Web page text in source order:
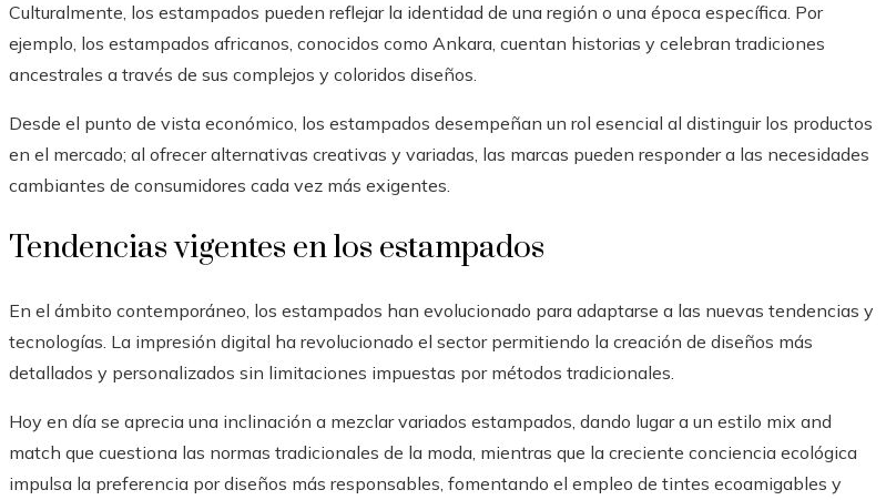
Culturalmente, los estampados pueden reflejar la identidad de una región o una época específica. Por
ejemplo, los estampados africanos, conocidos como Ankara, cuentan historias y celebran tradiciones
ancestrales a través de sus complejos y coloridos diseños.
Desde el punto de vista económico, los estampados desempeñan un rol esencial al distinguir los productos
en el mercado; al ofrecer alternativas creativas y variadas, las marcas pueden responder a las necesidades
cambiantes de consumidores cada vez más exigentes.
Tendencias vigentes en los estampados
En el ámbito contemporáneo, los estampados han evolucionado para adaptarse a las nuevas tendencias y
tecnologías. La impresión digital ha revolucionado el sector permitiendo la creación de diseños más
detallados y personalizados sin limitaciones impuestas por métodos tradicionales.
Hoy en día se aprecia una inclinación a mezclar variados estampados, dando lugar a un estilo mix and
match que cuestiona las normas tradicionales de la moda, mientras que la creciente conciencia ecológica
impulsa la preferencia por diseños más responsables, fomentando el empleo de tintes ecoamigables y